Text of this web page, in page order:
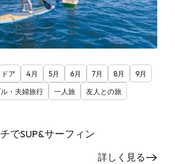
ア 4月 5月 6月 7月 8月
9月
・夫婦旅行 一人旅
友人との旅
でSUP&サーフィン
詳しく見る